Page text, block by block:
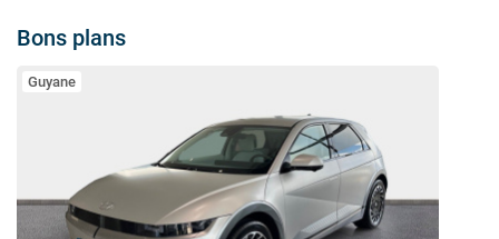
Bons plans
Guyane